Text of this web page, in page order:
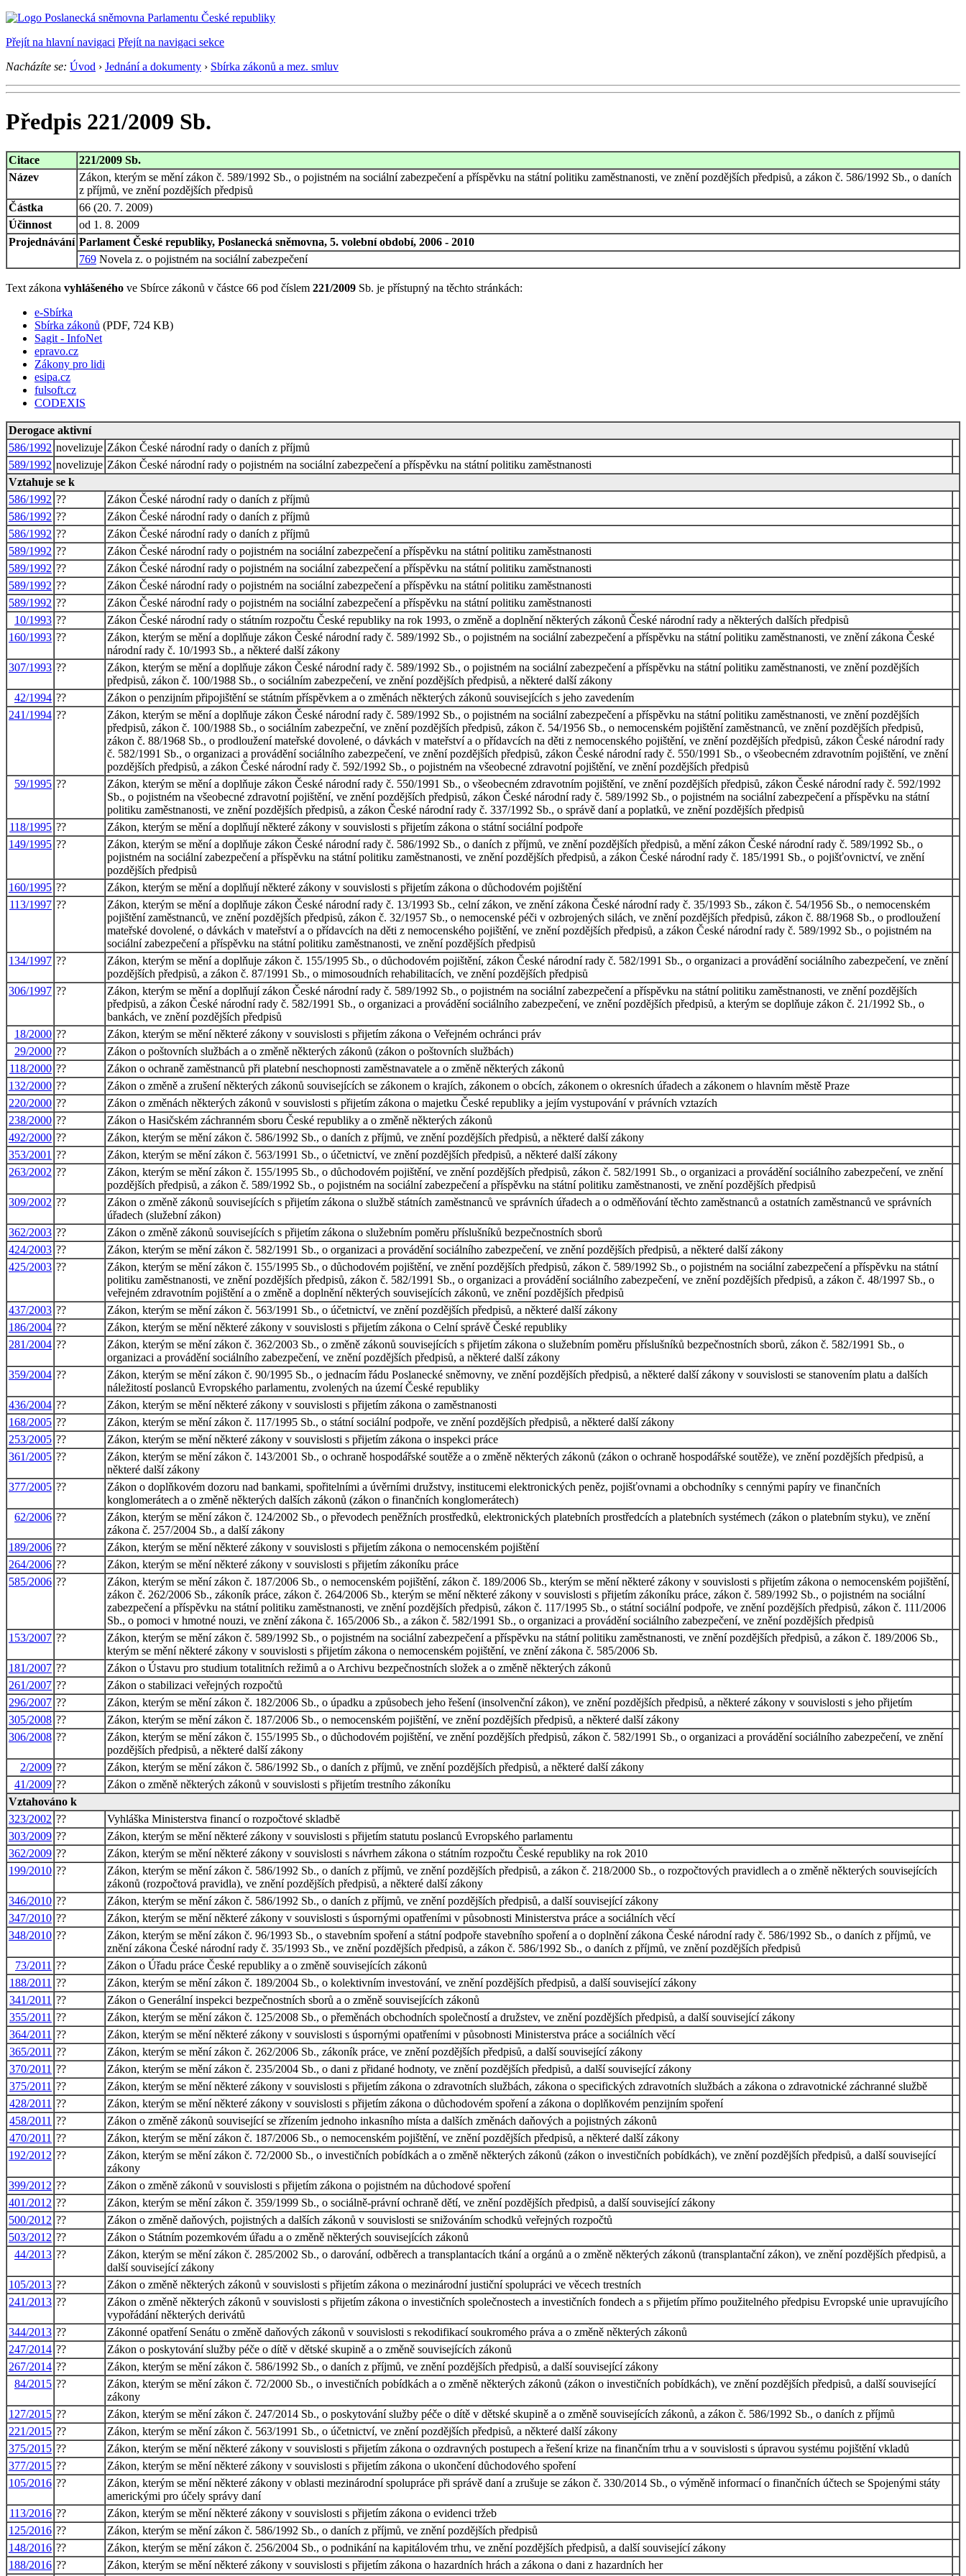
Přejít na hlavní navigaci Přejít na navigaci sekce
Nacházíte se: Úvod › Jednání a dokumenty › Sbírka zákonů a mez. smluv
Předpis 221/2009 Sb.
Citace
221/2009 Sb.
Název
Zákon, kterým se mění zákon č. 589/1992 Sb., o pojistném na sociální zabezpečení a příspěvku na státní politiku zaměstnanosti, ve znění pozdějších předpisů, a zákon č. 586/1992 Sb., o daních
z příjmů, ve znění pozdějších předpisů
Částka
66 (20. 7. 2009)
Účinnost
od 1. 8. 2009
Projednávání Parlament České republiky, Poslanecká sněmovna, 5. volební období, 2006 - 2010
769 Novela z. o pojistném na sociální zabezpečení
Text zákona vyhlášeného ve Sbírce zákonů v částce 66 pod číslem 221/2009 Sb. je přístupný na těchto stránkách:
e-Sbírka
Sbírka zákonů (PDF, 724 KB)
Sagit - InfoNet
epravo.cz
Zákony pro lidi
esipa.cz
fulsoft.cz
CODEXIS
Derogace aktivní
586/1992 novelizuje Zákon České národní rady o daních z příjmů
589/1992 novelizuje Zákon České národní rady o pojistném na sociální zabezpečení a příspěvku na státní politiku zaměstnanosti
Vztahuje se k
586/1992 ??
Zákon České národní rady o daních z příjmů
586/1992 ??
Zákon České národní rady o daních z příjmů
586/1992 ??
Zákon České národní rady o daních z příjmů
589/1992 ??
Zákon České národní rady o pojistném na sociální zabezpečení a příspěvku na státní politiku zaměstnanosti
589/1992 ??
Zákon České národní rady o pojistném na sociální zabezpečení a příspěvku na státní politiku zaměstnanosti
589/1992 ??
Zákon České národní rady o pojistném na sociální zabezpečení a příspěvku na státní politiku zaměstnanosti
589/1992 ??
Zákon České národní rady o pojistném na sociální zabezpečení a příspěvku na státní politiku zaměstnanosti
10/1993 ??
Zákon České národní rady o státním rozpočtu České republiky na rok 1993, o změně a doplnění některých zákonů České národní rady a některých dalších předpisů
160/1993 ??
Zákon, kterým se mění a doplňuje zákon České národní rady č. 589/1992 Sb., o pojistném na sociální zabezpečení a příspěvku na státní politiku zaměstnanosti, ve znění zákona České
národní rady č. 10/1993 Sb., a některé další zákony
307/1993 ??
Zákon, kterým se mění a doplňuje zákon České národní rady č. 589/1992 Sb., o pojistném na sociální zabezpečení a příspěvku na státní politiku zaměstnanosti, ve znění pozdějších
předpisů, zákon č. 100/1988 Sb., o sociálním zabezpečení, ve znění pozdějších předpisů, a některé další zákony
42/1994 ??
Zákon o penzijním připojištění se státním příspěvkem a o změnách některých zákonů souvisejících s jeho zavedením
241/1994 ??
Zákon, kterým se mění a doplňuje zákon České národní rady č. 589/1992 Sb., o pojistném na sociální zabezpečení a příspěvku na státní politiku zaměstnanosti, ve znění pozdějších
předpisů, zákon č. 100/1988 Sb., o sociálním zabezpeční, ve znění pozdějších předpisů, zákon č. 54/1956 Sb., o nemocenském pojištění zaměstnanců, ve znění pozdějších předpisů,
zákon č. 88/1968 Sb., o prodloužení mateřské dovolené, o dávkách v mateřství a o přídavcích na děti z nemocenského pojištění, ve znění pozdějších předpisů, zákon České národní rady
č. 582/1991 Sb., o organizaci a provádění sociálního zabezpečení, ve znění pozdějších předpisů, zákon České národní rady č. 550/1991 Sb., o všeobecném zdravotním pojištění, ve znění
pozdějších předpisů, a zákon České národní rady č. 592/1992 Sb., o pojistném na všeobecné zdravotní pojištění, ve znění pozdějších předpisů
59/1995 ??
Zákon, kterým se mění a doplňuje zákon České národní rady č. 550/1991 Sb., o všeobecném zdravotním pojištění, ve znění pozdějších předpisů, zákon České národní rady č. 592/1992
Sb., o pojistném na všeobecné zdravotní pojištění, ve znění pozdějších předpisů, zákon České národní rady č. 589/1992 Sb., o pojistném na sociální zabezpečení a příspěvku na státní
politiku zaměstnanosti, ve znění pozdějších předpisů, a zákon České národní rady č. 337/1992 Sb., o správě daní a poplatků, ve znění pozdějších předpisů
118/1995 ??
Zákon, kterým se mění a doplňují některé zákony v souvislosti s přijetím zákona o státní sociální podpoře
149/1995 ??
Zákon, kterým se mění a doplňuje zákon České národní rady č. 586/1992 Sb., o daních z příjmů, ve znění pozdějších předpisů, a mění zákon České národní rady č. 589/1992 Sb., o
pojistném na sociální zabezpečení a příspěvku na státní politiku zaměstnanosti, ve znění pozdějších předpisů, a zákon České národní rady č. 185/1991 Sb., o pojišťovnictví, ve znění
pozdějších předpisů
160/1995 ??
Zákon, kterým se mění a doplňují některé zákony v souvislosti s přijetím zákona o důchodovém pojištění
113/1997 ??
Zákon, kterým se mění a doplňuje zákon České národní rady č. 13/1993 Sb., celní zákon, ve znění zákona České národní rady č. 35/1993 Sb., zákon č. 54/1956 Sb., o nemocenském
pojištění zaměstnanců, ve znění pozdějších předpisů, zákon č. 32/1957 Sb., o nemocenské péči v ozbrojených silách, ve znění pozdějších předpisů, zákon č. 88/1968 Sb., o prodloužení
mateřské dovolené, o dávkách v mateřství a o přídavcích na děti z nemocenského pojištění, ve znění pozdějších předpisů, a zákon České národní rady č. 589/1992 Sb., o pojistném na
sociální zabezpečení a příspěvku na státní politiku zaměstnanosti, ve znění pozdějších předpisů
134/1997 ??
Zákon, kterým se mění a doplňuje zákon č. 155/1995 Sb., o důchodovém pojištění, zákon České národní rady č. 582/1991 Sb., o organizaci a provádění sociálního zabezpečení, ve znění
pozdějších předpisů, a zákon č. 87/1991 Sb., o mimosoudních rehabilitacích, ve znění pozdějších předpisů
306/1997 ??
Zákon, kterým se mění a doplňují zákon České národní rady č. 589/1992 Sb., o pojistném na sociální zabezpečení a příspěvku na státní politiku zaměstnanosti, ve znění pozdějších
předpisů, a zákon České národní rady č. 582/1991 Sb., o organizaci a provádění sociálního zabezpečení, ve znění pozdějších předpisů, a kterým se doplňuje zákon č. 21/1992 Sb., o
bankách, ve znění pozdějších předpisů
18/2000 ??
Zákon, kterým se mění některé zákony v souvislosti s přijetím zákona o Veřejném ochránci práv
29/2000 ??
Zákon o poštovních službách a o změně některých zákonů (zákon o poštovních službách)
118/2000 ??
Zákon o ochraně zaměstnanců při platební neschopnosti zaměstnavatele a o změně některých zákonů
132/2000 ??
Zákon o změně a zrušení některých zákonů souvisejících se zákonem o krajích, zákonem o obcích, zákonem o okresních úřadech a zákonem o hlavním městě Praze
220/2000 ??
Zákon o změnách některých zákonů v souvislosti s přijetím zákona o majetku České republiky a jejím vystupování v právních vztazích
238/2000 ??
Zákon o Hasičském záchranném sboru České republiky a o změně některých zákonů
492/2000 ??
Zákon, kterým se mění zákon č. 586/1992 Sb., o daních z příjmů, ve znění pozdějších předpisů, a některé další zákony
353/2001 ??
Zákon, kterým se mění zákon č. 563/1991 Sb., o účetnictví, ve znění pozdějších předpisů, a některé další zákony
263/2002 ??
Zákon, kterým se mění zákon č. 155/1995 Sb., o důchodovém pojištění, ve znění pozdějších předpisů, zákon č. 582/1991 Sb., o organizaci a provádění sociálního zabezpečení, ve znění
pozdějších předpisů, a zákon č. 589/1992 Sb., o pojistném na sociální zabezpečení a příspěvku na státní politiku zaměstnanosti, ve znění pozdějších předpisů
309/2002 ??
Zákon o změně zákonů souvisejících s přijetím zákona o službě státních zaměstnanců ve správních úřadech a o odměňování těchto zaměstnanců a ostatních zaměstnanců ve správních
úřadech (služební zákon)
362/2003 ??
Zákon o změně zákonů souvisejících s přijetím zákona o služebním poměru příslušníků bezpečnostních sborů
424/2003 ??
Zákon, kterým se mění zákon č. 582/1991 Sb., o organizaci a provádění sociálního zabezpečení, ve znění pozdějších předpisů, a některé další zákony
425/2003 ??
Zákon, kterým se mění zákon č. 155/1995 Sb., o důchodovém pojištění, ve znění pozdějších předpisů, zákon č. 589/1992 Sb., o pojistném na sociální zabezpečení a příspěvku na státní
politiku zaměstnanosti, ve znění pozdějších předpisů, zákon č. 582/1991 Sb., o organizaci a provádění sociálního zabezpečení, ve znění pozdějších předpisů, a zákon č. 48/1997 Sb., o
veřejném zdravotním pojištění a o změně a doplnění některých souvisejících zákonů, ve znění pozdějších předpisů
437/2003 ??
Zákon, kterým se mění zákon č. 563/1991 Sb., o účetnictví, ve znění pozdějších předpisů, a některé další zákony
186/2004 ??
Zákon, kterým se mění některé zákony v souvislosti s přijetím zákona o Celní správě České republiky
281/2004 ??
Zákon, kterým se mění zákon č. 362/2003 Sb., o změně zákonů souvisejících s přijetím zákona o služebním poměru příslušníků bezpečnostních sborů, zákon č. 582/1991 Sb., o
organizaci a provádění sociálního zabezpečení, ve znění pozdějších předpisů, a některé další zákony
359/2004 ??
Zákon, kterým se mění zákon č. 90/1995 Sb., o jednacím řádu Poslanecké sněmovny, ve znění pozdějších předpisů, a některé další zákony v souvislosti se stanovením platu a dalších
náležitostí poslanců Evropského parlamentu, zvolených na území České republiky
436/2004 ??
Zákon, kterým se mění některé zákony v souvislosti s přijetím zákona o zaměstnanosti
168/2005 ??
Zákon, kterým se mění zákon č. 117/1995 Sb., o státní sociální podpoře, ve znění pozdějších předpisů, a některé další zákony
253/2005 ??
Zákon, kterým se mění některé zákony v souvislosti s přijetím zákona o inspekci práce
361/2005 ??
Zákon, kterým se mění zákon č. 143/2001 Sb., o ochraně hospodářské soutěže a o změně některých zákonů (zákon o ochraně hospodářské soutěže), ve znění pozdějších předpisů, a
některé další zákony
377/2005 ??
Zákon o doplňkovém dozoru nad bankami, spořitelními a úvěrními družstvy, institucemi elektronických peněz, pojišťovnami a obchodníky s cennými papíry ve finančních
konglomerátech a o změně některých dalších zákonů (zákon o finančních konglomerátech)
62/2006 ??
Zákon, kterým se mění zákon č. 124/2002 Sb., o převodech peněžních prostředků, elektronických platebních prostředcích a platebních systémech (zákon o platebním styku), ve znění
zákona č. 257/2004 Sb., a další zákony
189/2006 ??
Zákon, kterým se mění některé zákony v souvislosti s přijetím zákona o nemocenském pojištění
264/2006 ??
Zákon, kterým se mění některé zákony v souvislosti s přijetím zákoníku práce
585/2006 ??
Zákon, kterým se mění zákon č. 187/2006 Sb., o nemocenském pojištění, zákon č. 189/2006 Sb., kterým se mění některé zákony v souvislosti s přijetím zákona o nemocenském pojištění,
zákon č. 262/2006 Sb., zákoník práce, zákon č. 264/2006 Sb., kterým se mění některé zákony v souvislosti s přijetím zákoníku práce, zákon č. 589/1992 Sb., o pojistném na sociální
zabezpečení a příspěvku na státní politiku zaměstnanosti, ve znění pozdějších předpisů, zákon č. 117/1995 Sb., o státní sociální podpoře, ve znění pozdějších předpisů, zákon č. 111/2006
Sb., o pomoci v hmotné nouzi, ve znění zákona č. 165/2006 Sb., a zákon č. 582/1991 Sb., o organizaci a provádění sociálního zabezpečení, ve znění pozdějších předpisů
153/2007 ??
Zákon, kterým se mění zákon č. 589/1992 Sb., o pojistném na sociální zabezpečení a příspěvku na státní politiku zaměstnanosti, ve znění pozdějších předpisů, a zákon č. 189/2006 Sb.,
kterým se mění některé zákony v souvislosti s přijetím zákona o nemocenském pojištění, ve znění zákona č. 585/2006 Sb.
181/2007 ??
Zákon o Ústavu pro studium totalitních režimů a o Archivu bezpečnostních složek a o změně některých zákonů
261/2007 ??
Zákon o stabilizaci veřejných rozpočtů
296/2007 ??
Zákon, kterým se mění zákon č. 182/2006 Sb., o úpadku a způsobech jeho řešení (insolvenční zákon), ve znění pozdějších předpisů, a některé zákony v souvislosti s jeho přijetím
305/2008 ??
Zákon, kterým se mění zákon č. 187/2006 Sb., o nemocenském pojištění, ve znění pozdějších předpisů, a některé další zákony
306/2008 ??
Zákon, kterým se mění zákon č. 155/1995 Sb., o důchodovém pojištění, ve znění pozdějších předpisů, zákon č. 582/1991 Sb., o organizaci a provádění sociálního zabezpečení, ve znění
pozdějších předpisů, a některé další zákony
2/2009 ??
Zákon, kterým se mění zákon č. 586/1992 Sb., o daních z příjmů, ve znění pozdějších předpisů, a některé další zákony
41/2009 ??
Zákon o změně některých zákonů v souvislosti s přijetím trestního zákoníku
Vztahováno k
323/2002 ??
Vyhláška Ministerstva financí o rozpočtové skladbě
303/2009 ??
Zákon, kterým se mění některé zákony v souvislosti s přijetím statutu poslanců Evropského parlamentu
362/2009 ??
Zákon, kterým se mění některé zákony v souvislosti s návrhem zákona o státním rozpočtu České republiky na rok 2010
199/2010 ??
Zákon, kterým se mění zákon č. 586/1992 Sb., o daních z příjmů, ve znění pozdějších předpisů, a zákon č. 218/2000 Sb., o rozpočtových pravidlech a o změně některých souvisejících
zákonů (rozpočtová pravidla), ve znění pozdějších předpisů, a některé další zákony
346/2010 ??
Zákon, kterým se mění zákon č. 586/1992 Sb., o daních z příjmů, ve znění pozdějších předpisů, a další související zákony
347/2010 ??
Zákon, kterým se mění některé zákony v souvislosti s úspornými opatřeními v působnosti Ministerstva práce a sociálních věcí
348/2010 ??
Zákon, kterým se mění zákon č. 96/1993 Sb., o stavebním spoření a státní podpoře stavebního spoření a o doplnění zákona České národní rady č. 586/1992 Sb., o daních z příjmů, ve
znění zákona České národní rady č. 35/1993 Sb., ve znění pozdějších předpisů, a zákon č. 586/1992 Sb., o daních z příjmů, ve znění pozdějších předpisů
73/2011 ??
Zákon o Úřadu práce České republiky a o změně souvisejících zákonů
188/2011 ??
Zákon, kterým se mění zákon č. 189/2004 Sb., o kolektivním investování, ve znění pozdějších předpisů, a další související zákony
341/2011 ??
Zákon o Generální inspekci bezpečnostních sborů a o změně souvisejících zákonů
355/2011 ??
Zákon, kterým se mění zákon č. 125/2008 Sb., o přeměnách obchodních společností a družstev, ve znění pozdějších předpisů, a další související zákony
364/2011 ??
Zákon, kterým se mění některé zákony v souvislosti s úspornými opatřeními v působnosti Ministerstva práce a sociálních věcí
365/2011 ??
Zákon, kterým se mění zákon č. 262/2006 Sb., zákoník práce, ve znění pozdějších předpisů, a další související zákony
370/2011 ??
Zákon, kterým se mění zákon č. 235/2004 Sb., o dani z přidané hodnoty, ve znění pozdějších předpisů, a další související zákony
375/2011 ??
Zákon, kterým se mění některé zákony v souvislosti s přijetím zákona o zdravotních službách, zákona o specifických zdravotních službách a zákona o zdravotnické záchranné službě
428/2011 ??
Zákon, kterým se mění některé zákony v souvislosti s přijetím zákona o důchodovém spoření a zákona o doplňkovém penzijním spoření
458/2011 ??
Zákon o změně zákonů související se zřízením jednoho inkasního místa a dalších změnách daňových a pojistných zákonů
470/2011 ??
Zákon, kterým se mění zákon č. 187/2006 Sb., o nemocenském pojištění, ve znění pozdějších předpisů, a některé další zákony
192/2012 ??
Zákon, kterým se mění zákon č. 72/2000 Sb., o investičních pobídkách a o změně některých zákonů (zákon o investičních pobídkách), ve znění pozdějších předpisů, a další související
zákony
399/2012 ??
Zákon o změně zákonů v souvislosti s přijetím zákona o pojistném na důchodové spoření
401/2012 ??
Zákon, kterým se mění zákon č. 359/1999 Sb., o sociálně-právní ochraně dětí, ve znění pozdějších předpisů, a další související zákony
500/2012 ??
Zákon o změně daňových, pojistných a dalších zákonů v souvislosti se snižováním schodků veřejných rozpočtů
503/2012 ??
Zákon o Státním pozemkovém úřadu a o změně některých souvisejících zákonů
44/2013 ??
Zákon, kterým se mění zákon č. 285/2002 Sb., o darování, odběrech a transplantacích tkání a orgánů a o změně některých zákonů (transplantační zákon), ve znění pozdějších předpisů, a
další související zákony
105/2013 ??
Zákon o změně některých zákonů v souvislosti s přijetím zákona o mezinárodní justiční spolupráci ve věcech trestních
241/2013 ??
Zákon o změně některých zákonů v souvislosti s přijetím zákona o investičních společnostech a investičních fondech a s přijetím přímo použitelného předpisu Evropské unie upravujícího
vypořádání některých derivátů
344/2013 ??
Zákonné opatření Senátu o změně daňových zákonů v souvislosti s rekodifikací soukromého práva a o změně některých zákonů
247/2014 ??
Zákon o poskytování služby péče o dítě v dětské skupině a o změně souvisejících zákonů
267/2014 ??
Zákon, kterým se mění zákon č. 586/1992 Sb., o daních z příjmů, ve znění pozdějších předpisů, a další související zákony
84/2015 ??
Zákon, kterým se mění zákon č. 72/2000 Sb., o investičních pobídkách a o změně některých zákonů (zákon o investičních pobídkách), ve znění pozdějších předpisů, a další související
zákony
127/2015 ??
Zákon, kterým se mění zákon č. 247/2014 Sb., o poskytování služby péče o dítě v dětské skupině a o změně souvisejících zákonů, a zákon č. 586/1992 Sb., o daních z příjmů
221/2015 ??
Zákon, kterým se mění zákon č. 563/1991 Sb., o účetnictví, ve znění pozdějších předpisů, a některé další zákony
375/2015 ??
Zákon, kterým se mění některé zákony v souvislosti s přijetím zákona o ozdravných postupech a řešení krize na finančním trhu a v souvislosti s úpravou systému pojištění vkladů
377/2015 ??
Zákon, kterým se mění některé zákony v souvislosti s přijetím zákona o ukončení důchodového spoření
105/2016 ??
Zákon, kterým se mění některé zákony v oblasti mezinárodní spolupráce při správě daní a zrušuje se zákon č. 330/2014 Sb., o výměně informací o finančních účtech se Spojenými státy
americkými pro účely správy daní
113/2016 ??
Zákon, kterým se mění některé zákony v souvislosti s přijetím zákona o evidenci tržeb
125/2016 ??
Zákon, kterým se mění zákon č. 586/1992 Sb., o daních z příjmů, ve znění pozdějších předpisů
148/2016 ??
Zákon, kterým se mění zákon č. 256/2004 Sb., o podnikání na kapitálovém trhu, ve znění pozdějších předpisů, a další související zákony
188/2016 ??
Zákon, kterým se mění některé zákony v souvislosti s přijetím zákona o hazardních hrách a zákona o dani z hazardních her